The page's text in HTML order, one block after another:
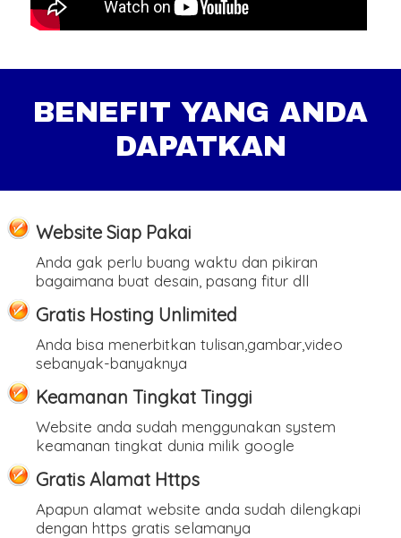
BENEFIT YANG ANDA
DAPATKAN
Website Siap Pakai
Anda gak perlu buang waktu dan pikiran
bagaimana buat desain, pasang fitur dll
Gratis Hosting Unlimited
Anda bisa menerbitkan tulisan,gambar,video
sebanyak-banyaknya
Keamanan Tingkat Tinggi
Website anda sudah menggunakan system
keamanan tingkat dunia milik google
Gratis Alamat Https
Apapun alamat website anda sudah dilengkapi
dengan https gratis selamanya